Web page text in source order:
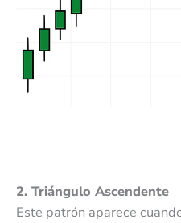
2. Triángulo Ascendente
Este patrón aparece